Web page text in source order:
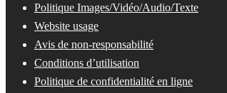
Politique Images/Vidéo/Audio/Texte
Website usage
Avis de non-responsabilité
Conditions d’utilisation
Politique de confidentialité en ligne